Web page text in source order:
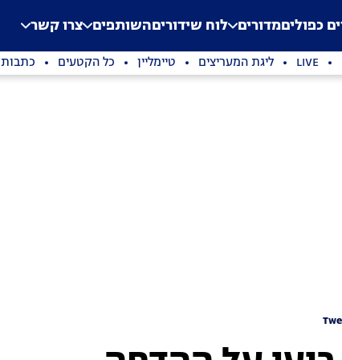
Application error: a
. כפוליםמדורים לוח שידוריםהשותפים צרו קשר
LIVE ליגת המעריצים טיימליין כל הקטעים כתבות